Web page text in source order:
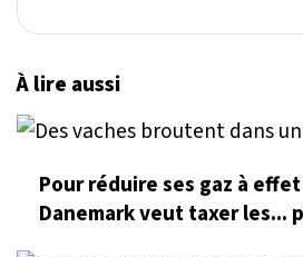
À lire aussi
Pour réduire ses gaz à
Danemark veut taxer les...